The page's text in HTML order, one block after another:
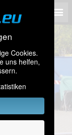
Cookies.
uns helfen,